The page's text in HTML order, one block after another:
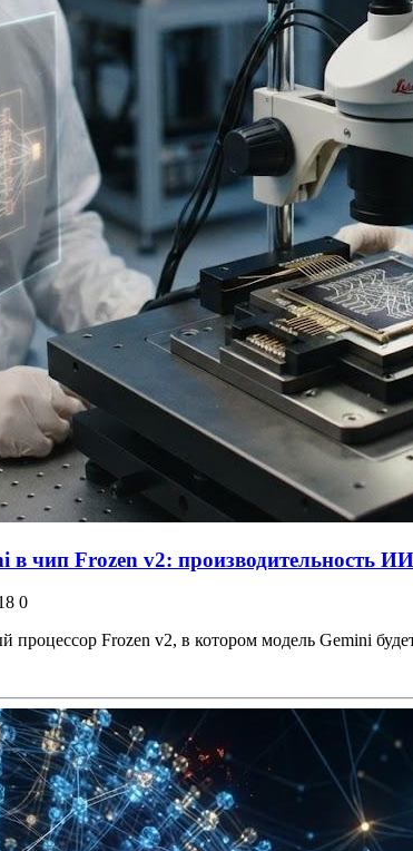
в чип Frozen v2: производительность
0
процессор Frozen v2, в котором модель Gemini